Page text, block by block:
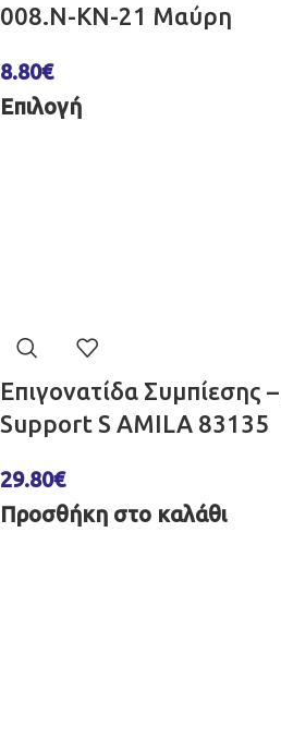
008.N-KN-21 Μαύρη
8.80€
Επιλογή
Επιγονατίδα Συμπίεσης
Support S AMILA 83135
29.80€
Προσθήκη στο καλάθι